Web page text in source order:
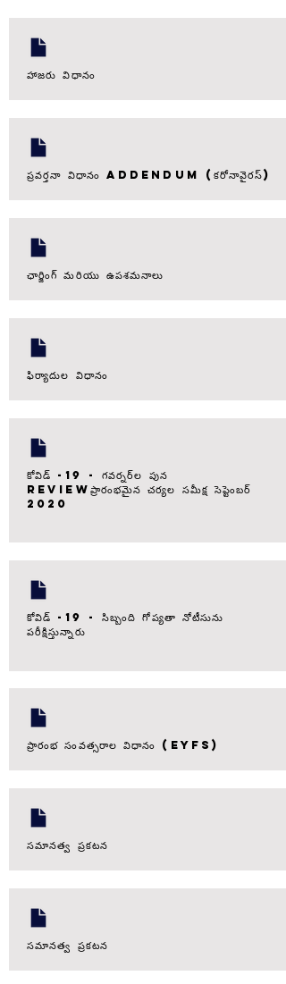
హాజరు విధానం
ప్రవర్తనా విధానం ADDENDUM (కరోనావైరస్)
ఛార్జింగ్ మరియు ఉపశమనాలు
ఫిర్యాదుల విధానం
కోవిడ్ -19 - గవర్నర్‌ల పున
Reviewప్రారంభమైన చర్యల సమీక్ష సెప్టెంబర్
2020
కోవిడ్ -19 - సిబ్బంది గోప్యతా నోటీసును
పరీక్షిస్తున్నారు
ప్రారంభ సంవత్సరాల విధానం (EYFS)
సమానత్వ ప్రకటన
సమానత్వ ప్రకటన